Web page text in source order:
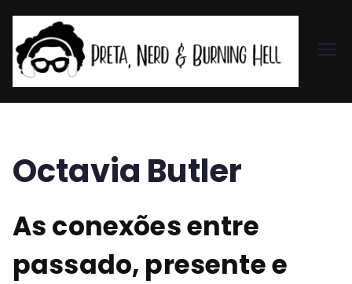
et
Octavia Butler
As conexões entre
passado, presente e